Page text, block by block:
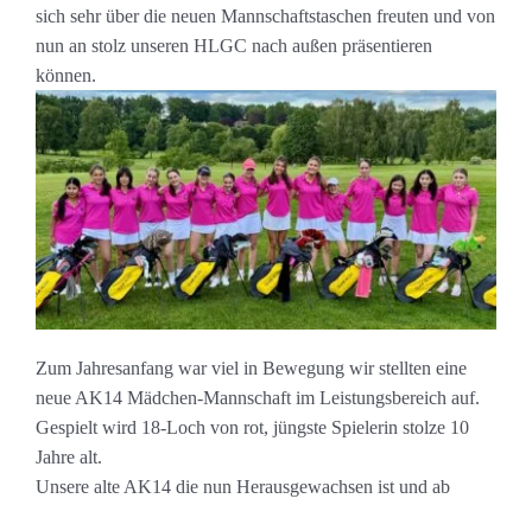
sich sehr über die neuen Mannschaftstaschen freuten und von
nun an stolz unseren HLGC nach außen präsentieren
können.
Zum Jahresanfang war viel in Bewegung wir stellten eine
neue AK14 Mädchen-Mannschaft im Leistungsbereich auf.
Gespielt wird 18-Loch von rot, jüngste Spielerin stolze 10
Jahre alt.
Unsere alte AK14 die nun Herausgewachsen ist und ab